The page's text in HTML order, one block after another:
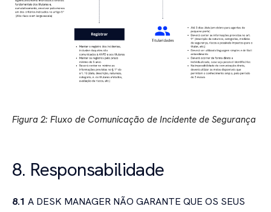
Figura 2: Fluxo de Comunicação de Incidente de Segurança
8. Responsabilidade
8.1 A DESK MANAGER NÃO GARANTE QUE OS SEUS